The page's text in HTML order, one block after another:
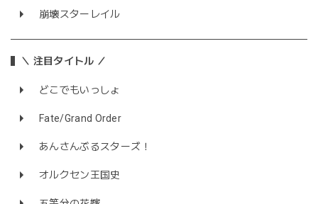
崩壊スターレイル
＼ 注目タイトル ／
どこでもいっしょ
Fate/Grand Order
あんさんぶるスターズ！
オルクセン王国史